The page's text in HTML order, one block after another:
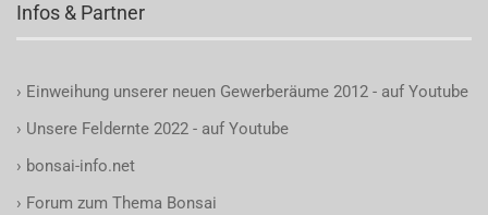
Infos & Partner
› Einweihung unserer neuen Gewerberäume 2012 - auf Youtube
› Unsere Feldernte 2022 - auf Youtube
› bonsai-info.net
› Forum zum Thema Bonsai